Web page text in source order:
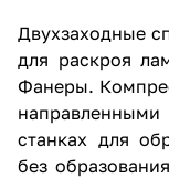
Двухзаходные
для раскроя
Фанеры.
станках для
без